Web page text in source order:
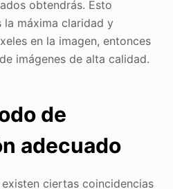
obtendrás. Esto
la máxima claridad y
en la imagen, entonces
imágenes de alta calidad.
de
adecuado
ciertas coincidencias